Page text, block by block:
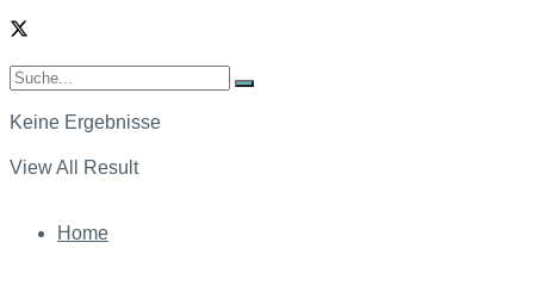
Keine Ergebnisse
View All Result
Home